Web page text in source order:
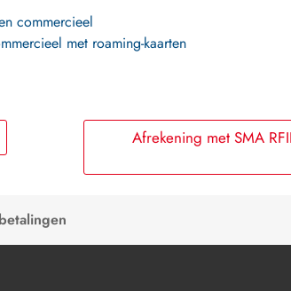
commercieel
met roaming-kaarten
Afrekening met SMA